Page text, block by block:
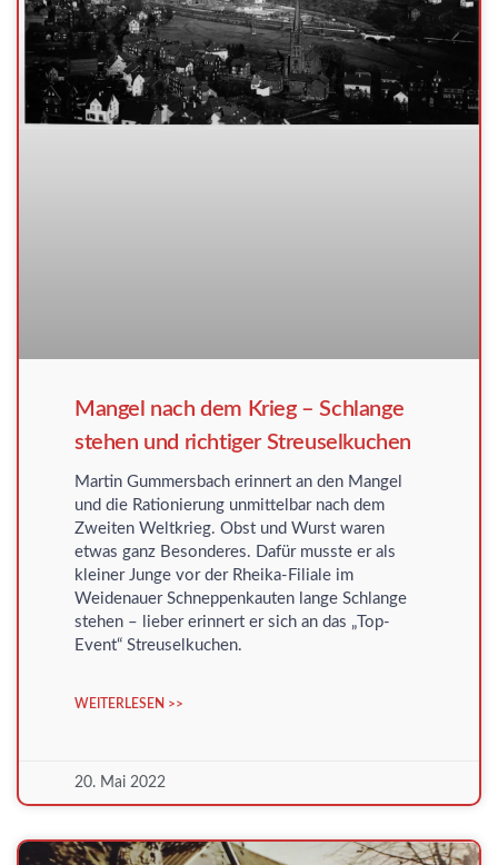
Mangel nach dem Krieg – Schlange
stehen und richtiger Streuselkuchen
Martin Gummersbach erinnert an den Mangel
und die Rationierung unmittelbar nach dem
Zweiten Weltkrieg. Obst und Wurst waren
etwas ganz Besonderes. Dafür musste er als
kleiner Junge vor der Rheika-Filiale im
Weidenauer Schneppenkauten lange Schlange
stehen – lieber erinnert er sich an das „Top-
Event“ Streuselkuchen.
WEITERLESEN >>
20. Mai 2022